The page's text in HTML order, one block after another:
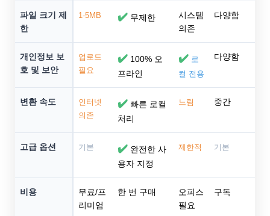
파일 크기 제
한
1-5MB ✔️ 무제한
시스템
의존
다양함
개인정보 보
호 및 보안
업로드
필요
✔️ 100% 오
프라인
✔️ 로
컬 전용
다양함
변환 속도
인터넷
의존
✔️ 빠른 로컬
처리
느림 중간
고급 옵션 기본 ✔️ 완전한 사
용자 지정
제한적 기본
비용
무료/프
리미엄
한 번 구매
오피스
필요
구독